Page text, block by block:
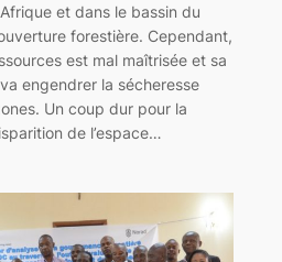
et dans le bassin du
forestière. Cependant,
est mal maîtrisée et sa
engendrer la sécheresse
Un coup dur pour la
de l’espace…